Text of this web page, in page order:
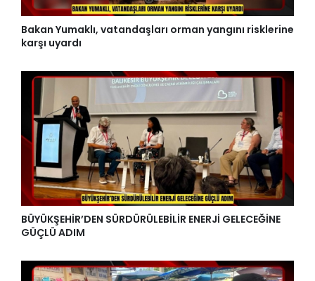
Bakan Yumaklı, vatandaşları orman yangını risklerine
karşı uyardı
BÜYÜKŞEHİR’DEN SÜRDÜRÜLEBİLİR ENERJİ GELECEĞİNE
GÜÇLÜ ADIM